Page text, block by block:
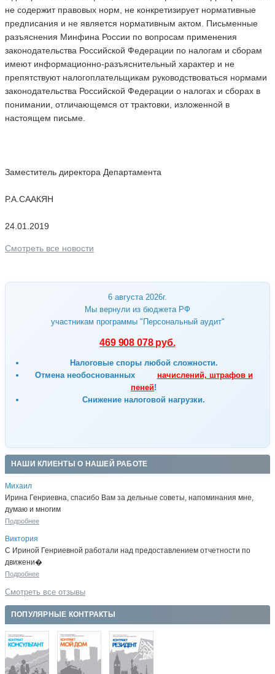
6 августа 2026г.
Мы вернули из бюджета РФ
участникам программы "Персональный аудит"
469 908 078 руб.
Налоговые споры любой сложности.
Отмена необоснованных начислений, штрафов и
пеней!
Снижение налоговой нагрузки.
НАШИ КЛИЕНТЫ О НАШЕЙ РАБОТЕ
Михаил
Ирина Генриевна, спасибо Вам за дельные советы, напоминания мне,
думаю и многим
Подробнее
Виктория
С Ириной Генриевной работали над предоставлением отчетности по
движени�
Подробнее
Смотреть все отзывы
ПОПУЛЯРНЫЕ КОНТРАКТЫ
не содержит правовых норм, не конкретизирует нормативные
предписания и не является нормативным актом. Письменные
разъяснения Минфина России по вопросам применения
законодательства Российской Федерации по налогам и сборам
имеют информационно-разъяснительный характер и не
препятствуют налогоплательщикам руководствоваться нормами
законодательства Российской Федерации о налогах и сборах в
понимании, отличающемся от трактовки, изложенной в
настоящем письме.
Заместитель директора Департамента
Р.А.СААКЯН
24.01.2019
Смотреть все новости